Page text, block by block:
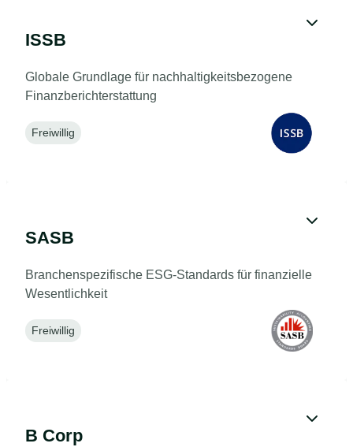
ISSB
Globale Grundlage für nachhaltigkeitsbezogene
Finanzberichterstattung
Freiwillig
SASB
Branchenspezifische ESG-Standards für finanzielle
Wesentlichkeit
Freiwillig
B Corp